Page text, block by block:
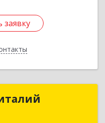
Виталий